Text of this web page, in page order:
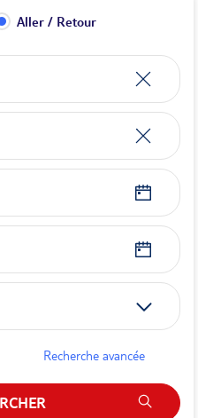
Aller / Retour
Recherche avancée